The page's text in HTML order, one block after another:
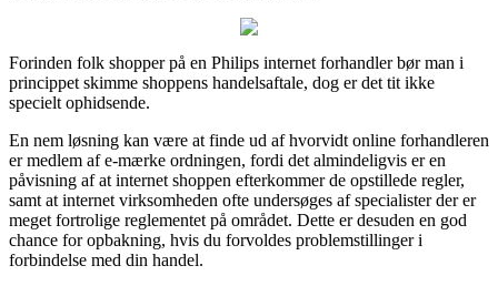
Forinden folk shopper på en Philips internet forhandler bør man i
princippet skimme shoppens handelsaftale, dog er det tit ikke
specielt ophidsende.
En nem løsning kan være at finde ud af hvorvidt online forhandleren
er medlem af e-mærke ordningen, fordi det almindeligvis er en
påvisning af at internet shoppen efterkommer de opstillede regler,
samt at internet virksomheden ofte undersøges af specialister der er
meget fortrolige reglementet på området. Dette er desuden en god
chance for opbakning, hvis du forvoldes problemstillinger i
forbindelse med din handel.